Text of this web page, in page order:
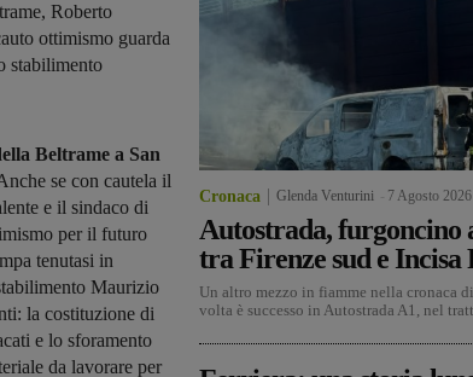
Roberto
ottimismo guarda
stabilimento
Beltrame a San
se con cautela il
e il sindaco di
per il futuro
tenutasi in
Maurizio
la costituzione di
e lo sforamento
da lavorare per
Cronaca Glenda Venturini 7 Agosto 2026
Autostrada, furgoncino
tra Firenze sud e Incisa
Un altro mezzo in fiamme nella cronaca
volta è successo in Autostrada A1, nel